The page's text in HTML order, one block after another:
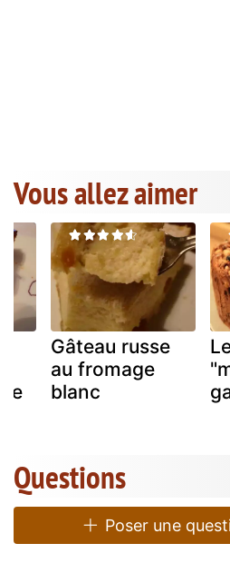
Vous allez aimer
Gâteau russe
au fromage
blanc
Questions
Poser une